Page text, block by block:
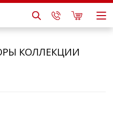
КОЛЛЕКЦИИ